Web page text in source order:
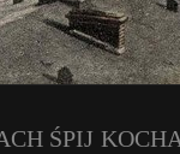
ŚPIJ